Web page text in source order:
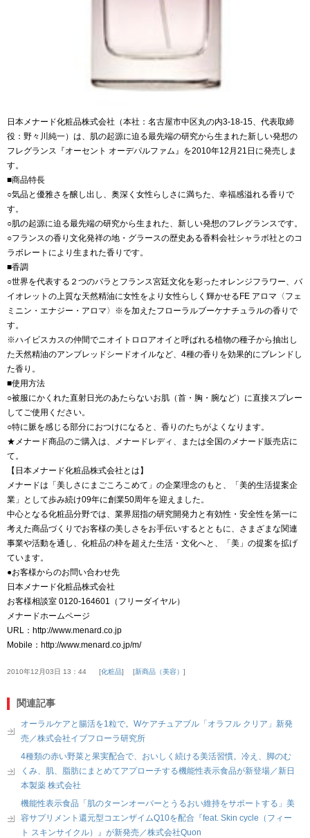
日本メナード化粧品株式会社（本社：名古屋市中区丸の内3-18-15、代表取締
役：野々川純一）は、肌の起源に迫る最先端の研究から生まれた新しい発想の
フレグランス『オーセント オーデパルファム』を2010年12月21日に発売しま
す。
■商品特長
○気品と優雅さを醸し出し、奥深く女性らしさに満ちた、幸福感溢れる香りで
す。
○肌の起源に迫る最先端の研究から生まれた、新しい発想のフレグランスです。
○フランスの香り文化発祥の地・グラースの歴史ある香料会社シャラボ社とのコ
ラボレートにより生まれた香りです。
■香調
○世界を代表する２つのバラとフランス宮廷文化を彩ったオレンジフラワー、バ
イオレットの上質な天然精油に女性をより女性らしく輝かせるFE アロマ〈フェ
ミニン・エナジー・アロマ〉※を加えたフローラルブーケナチュラルの香りで
す。
※ハイビスカスの仲間でニオイトロロアオイと呼ばれる植物の種子から抽出し
た天然精油のアンブレッドシードオイルなど、4種の香りを効果的にブレンドし
た香り。
■使用方法
○被服にかくれた直射日光のあたらないお肌（首・胸・腕など）に直接スプレー
してご使用ください。
○特に脈を感じる部分におつけになると、香りのたちがよくなります。
★メナード商品のご購入は、メナードレディ、または全国のメナード販売店に
て。
【日本メナード化粧品株式会社とは】
メナードは「美しさにまごころこめて」の企業理念のもと、「美的生活提案企
業」として歩み続け09年に創業50周年を迎えました。
中心となる化粧品分野では、業界屈指の研究開発力と有効性・安全性を第一に
考えた商品づくりでお客様の美しさをお手伝いするとともに、さまざまな関連
事業や活動を通し、化粧品の枠を超えた生活・文化へと、「美」の提案を拡げ
ています。
●お客様からのお問い合わせ先
日本メナード化粧品株式会社
お客様相談室 0120-164601（フリーダイヤル）
メナードホームページ
URL：http://www.menard.co.jp
Mobile：http://www.menard.co.jp/m/
2010年12月03日 13：44 化粧品 新商品（美容）
関連記事
オーラルケアと腸活を1粒で。Wケアチュアブル「オラフル クリア」新発
売／株式会社イブフローラ研究所
4種類の赤い野菜と果実配合で、おいしく続ける美活習慣。冷え、脚のむ
くみ、肌、脂肪にまとめてアプローチする機能性表示食品が新登場／新日
本製薬 株式会社
機能性表示食品「肌のターンオーバーとうるおい維持をサポートする」美
容サプリメント還元型コエンザイムQ10を配合『feat. Skin cycle（フィー
ト スキンサイクル）』が新発売／株式会社Quon